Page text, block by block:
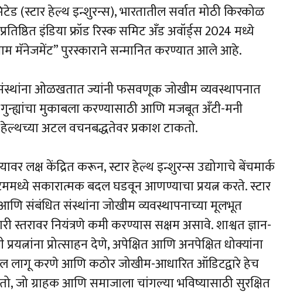
(स्टार हेल्थ इन्शुरन्स), भारतातील सर्वात मोठी किरकोळ
इंडिया फ्रॉड रिस्क समिट अँड अवॉर्ड्स 2024 मध्ये
मॅनेजमेंट” पुरस्काराने सन्मानित करण्यात आले आहे.
ओळखतात ज्यांनी फसवणूक जोखीम व्यवस्थापनात
मुकाबला करण्यासाठी आणि मजबूत अँटी-मनी
हेल्थच्या अटल वचनबद्धतेवर प्रकाश टाकतो.
लक्ष केंद्रित करून, स्टार हेल्थ इन्शुरन्स उद्योगाचे बेंचमार्क
सकारात्मक बदल घडवून आणण्याचा प्रयत्न करते. स्टार
संबंधित संस्थांना जोखीम व्यवस्थापनाच्या मूलभूत
स्तरावर नियंत्रणे कमी करण्यास सक्षम असावे. शाश्वत ज्ञान-
प्रोत्साहन देणे, अपेक्षित आणि अनपेक्षित धोक्यांना
लागू करणे आणि कठोर जोखीम-आधारित ऑडिटद्वारे हेच
जो ग्राहक आणि समाजाला चांगल्या भविष्यासाठी सुरक्षित